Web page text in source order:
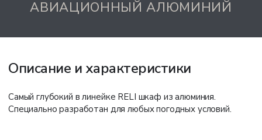
АВИАЦИОННЫЙ АЛЮМИНИЙ
Описание и характеристики
Самый глубокий в линейке RELI шкаф из алюминия.
Специально разработан для любых погодных условий.